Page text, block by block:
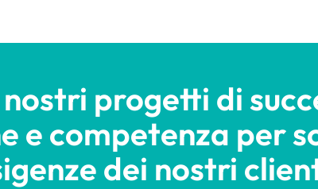
progetti di
e competenza per
dei nostri